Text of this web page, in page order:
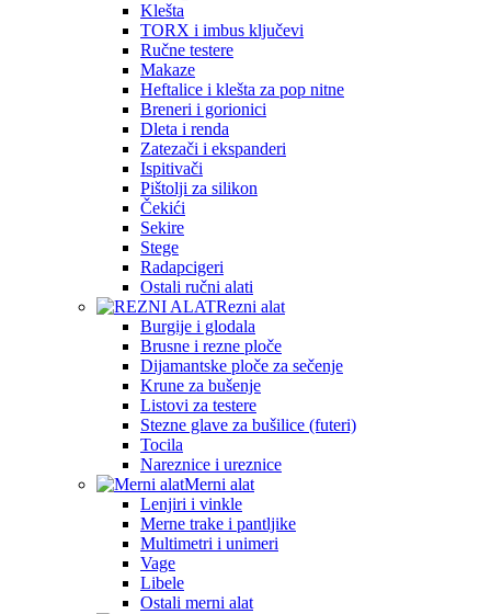
Klešta
TORX i imbus ključevi
Ručne testere
Makaze
Heftalice i klešta za pop nitne
Breneri i gorionici
Dleta i renda
Zatezači i ekspanderi
Ispitivači
Pištolji za silikon
Čekići
Sekire
Stege
Radapcigeri
Ostali ručni alati
Rezni alat
Burgije i glodala
Brusne i rezne ploče
Dijamantske ploče za sečenje
Krune za bušenje
Listovi za testere
Stezne glave za bušilice (futeri)
Tocila
Nareznice i ureznice
Merni alat
Lenjiri i vinkle
Merne trake i pantljike
Multimetri i unimeri
Vage
Libele
Ostali merni alat